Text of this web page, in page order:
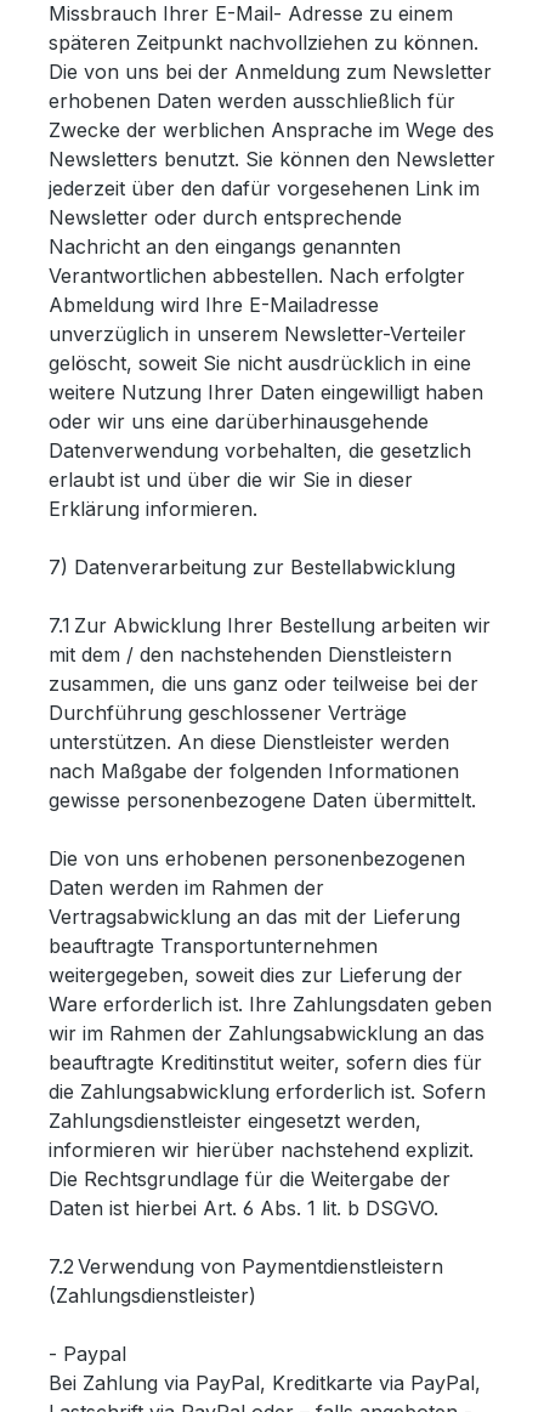
Missbrauch Ihrer E-Mail- Adresse zu einem
späteren Zeitpunkt nachvollziehen zu können.
Die von uns bei der Anmeldung zum Newsletter
erhobenen Daten werden ausschließlich für
Zwecke der werblichen Ansprache im Wege des
Newsletters benutzt. Sie können den Newsletter
jederzeit über den dafür vorgesehenen Link im
Newsletter oder durch entsprechende
Nachricht an den eingangs genannten
Verantwortlichen abbestellen. Nach erfolgter
Abmeldung wird Ihre E-Mailadresse
unverzüglich in unserem Newsletter-Verteiler
gelöscht, soweit Sie nicht ausdrücklich in eine
weitere Nutzung Ihrer Daten eingewilligt haben
oder wir uns eine darüberhinausgehende
Datenverwendung vorbehalten, die gesetzlich
erlaubt ist und über die wir Sie in dieser
Erklärung informieren.
7) Datenverarbeitung zur Bestellabwicklung
7.1 Zur Abwicklung Ihrer Bestellung arbeiten wir
mit dem / den nachstehenden Dienstleistern
zusammen, die uns ganz oder teilweise bei der
Durchführung geschlossener Verträge
unterstützen. An diese Dienstleister werden
nach Maßgabe der folgenden Informationen
gewisse personenbezogene Daten übermittelt.
Die von uns erhobenen personenbezogenen
Daten werden im Rahmen der
Vertragsabwicklung an das mit der Lieferung
beauftragte Transportunternehmen
weitergegeben, soweit dies zur Lieferung der
Ware erforderlich ist. Ihre Zahlungsdaten geben
wir im Rahmen der Zahlungsabwicklung an das
beauftragte Kreditinstitut weiter, sofern dies für
die Zahlungsabwicklung erforderlich ist. Sofern
Zahlungsdienstleister eingesetzt werden,
informieren wir hierüber nachstehend explizit.
Die Rechtsgrundlage für die Weitergabe der
Daten ist hierbei Art. 6 Abs. 1 lit. b DSGVO.
7.2 Verwendung von Paymentdienstleistern
(Zahlungsdienstleister)
- Paypal
Bei Zahlung via PayPal, Kreditkarte via PayPal,